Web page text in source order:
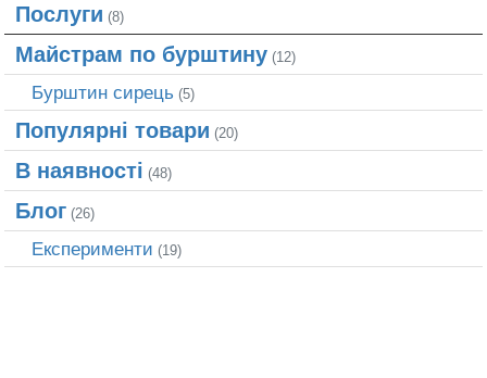
Послуги (8)
Майстрам по бурштину (12)
Бурштин сирець (5)
Популярні товари (20)
В наявності (48)
Блог (26)
Експерименти (19)